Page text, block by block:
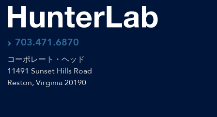
703.471.6870
コーポレート・ヘッド
11491 Sunset Hills Road
Reston, Virginia 20190